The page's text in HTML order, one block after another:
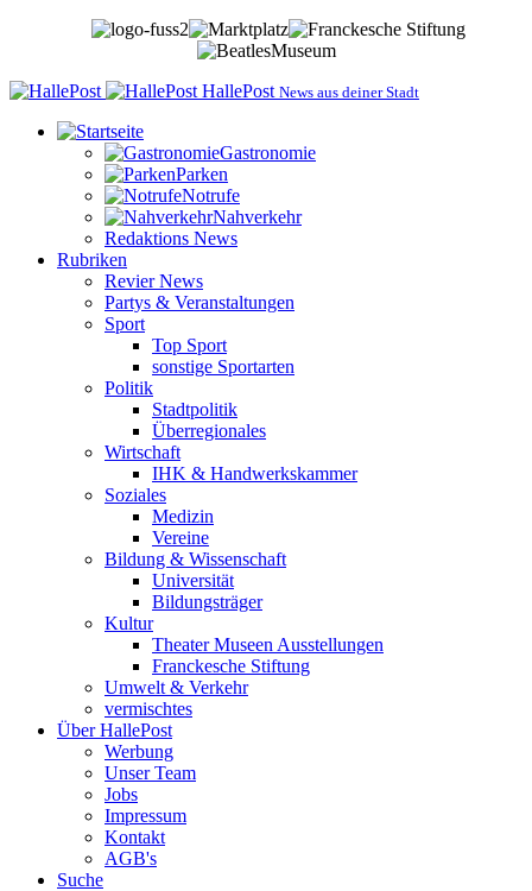
HallePost News aus deiner Stadt
Gastronomie
Parken
Notrufe
Nahverkehr
Redaktions News
Rubriken
Revier News
Partys & Veranstaltungen
Sport
Top Sport
sonstige Sportarten
Politik
Stadtpolitik
Überregionales
Wirtschaft
IHK & Handwerkskammer
Soziales
Medizin
Vereine
Bildung & Wissenschaft
Universität
Bildungsträger
Kultur
Theater Museen Ausstellungen
Franckesche Stiftung
Umwelt & Verkehr
vermischtes
Über HallePost
Werbung
Unser Team
Jobs
Impressum
Kontakt
AGB's
Suche